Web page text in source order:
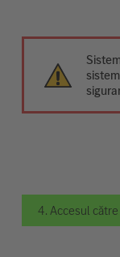
4. Accesul